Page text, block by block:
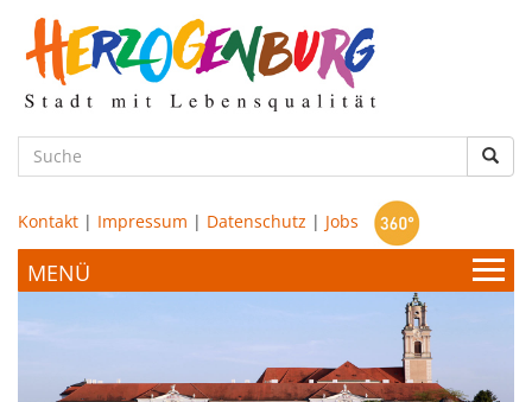
zum
Hauptinhalt
Kontakt | Impressum | Datenschutz | Jobs